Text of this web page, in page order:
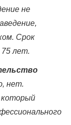
не
Срок
75 лет.
нет.